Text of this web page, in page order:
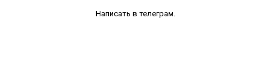
Написать в телеграм.